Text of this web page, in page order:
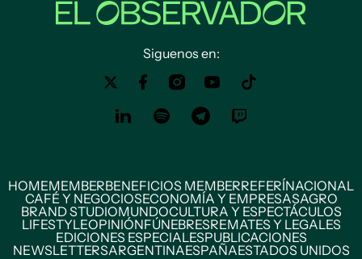
Siguenos en:
HOMEMEMBERBENEFICIOS MEMBERREFERÍNACIONAL
CAFÉ Y NEGOCIOSECONOMÍA Y EMPRESASAGRO
BRAND STUDIOMUNDOCULTURA Y ESPECTÁCULOS
LIFESTYLEOPINIÓNFÚNEBRESREMATES Y LEGALES
EDICIONES ESPECIALESPUBLICACIONES
NEWSLETTERSARGENTINAESPAÑAESTADOS UNIDOS